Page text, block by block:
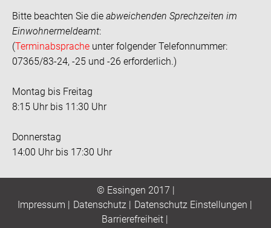
Bitte beachten Sie die abweichenden Sprechzeiten im
Einwohnermeldeamt:
(Terminabsprache unter folgender Telefonnummer:
07365/83-24, -25 und -26 erforderlich.)
Montag bis Freitag
8:15 Uhr bis 11:30 Uhr
Donnerstag
14:00 Uhr bis 17:30 Uhr
© Essingen 2017 |
Impressum
Datenschutz| Datenschutz Einstellungen
Barrierefreiheit|